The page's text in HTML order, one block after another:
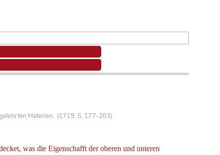
Materien. (1719, S. 177-203)
was die Eigenschafft der oberen und unteren